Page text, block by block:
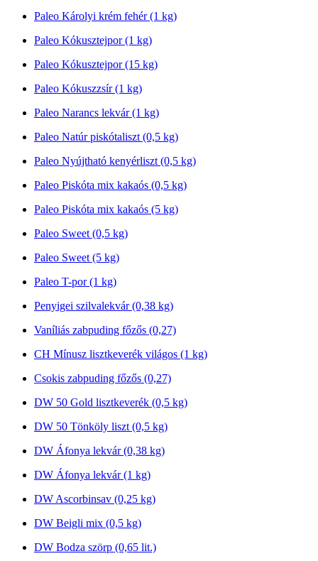
Paleo Károlyi krém fehér (1 kg)
Paleo Kókusztejpor (1 kg)
Paleo Kókusztejpor (15 kg)
Paleo Kókuszzsír (1 kg)
Paleo Narancs lekvár (1 kg)
Paleo Natúr piskótaliszt (0,5 kg)
Paleo Nyújtható kenyérliszt (0,5 kg)
Paleo Piskóta mix kakaós (0,5 kg)
Paleo Piskóta mix kakaós (5 kg)
Paleo Sweet (0,5 kg)
Paleo Sweet (5 kg)
Paleo T-por (1 kg)
Penyigei szilvalekvár (0,38 kg)
Vaníliás zabpuding főzős (0,27)
CH Mínusz lisztkeverék világos (1 kg)
Csokis zabpuding főzős (0,27)
DW 50 Gold lisztkeverék (0,5 kg)
DW 50 Tönköly liszt (0,5 kg)
DW Áfonya lekvár (0,38 kg)
DW Áfonya lekvár (1 kg)
DW Ascorbinsav (0,25 kg)
DW Beigli mix (0,5 kg)
DW Bodza szörp (0,65 lit.)